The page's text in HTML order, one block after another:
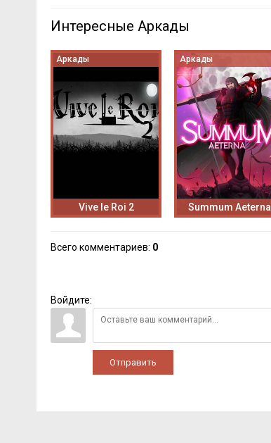
Интересные Аркады
Аркады
Vive le Roi 2
Аркады
Summum Aeterna
Всего комментариев: 0
Войдите:
Отправить